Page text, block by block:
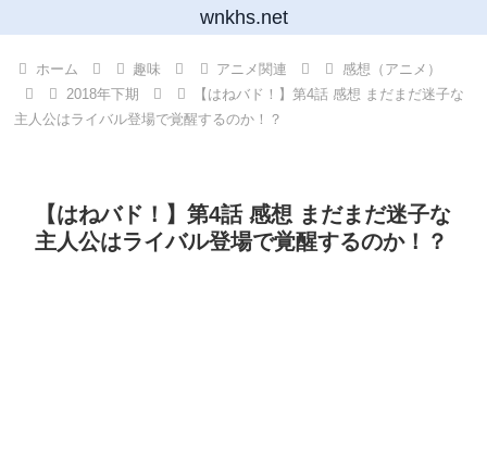
wnkhs.net
ホーム 趣味 アニメ関連
感想（アニメ）
2018年下期
【はねバド！】第4話 感想 まだまだ迷子な
主人公はライバル登場で覚醒するのか！？
【はねバド！】第4話 感想 まだまだ迷子な
主人公はライバル登場で覚醒するのか！？